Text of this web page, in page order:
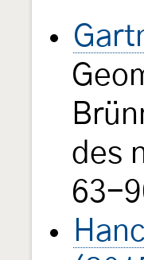
des
63-